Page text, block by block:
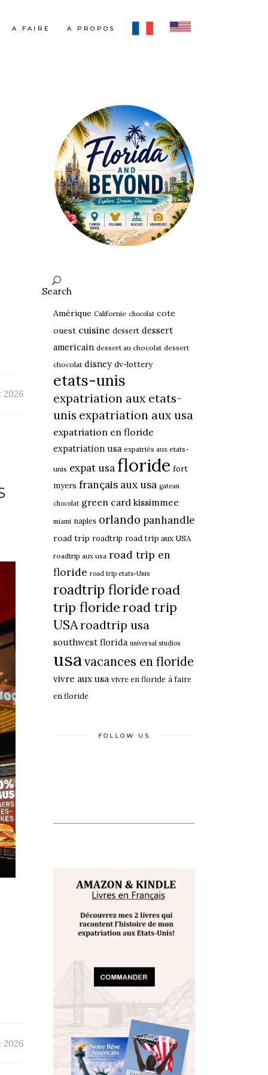
A FAIRE A PROPOS
2026
2026
Search
Amérique Californie chocolat cote
ouest cuisine dessert dessert
americain dessert au chocolat dessert
chocolat disney dv-lottery
etats-unis
expatriation aux etats-
unis expatriation aux usa
expatriation en floride
expatriation usa expatriés aux etats-
unis expat usa floride fort
myers français aux usa gateau
chocolat green card kissimmee
miami naples orlando panhandle
road trip roadtrip road trip aux USA
roadtrip aux usa road trip en
floride road trip etats-Unis
roadtrip florideroad
trip florideroad trip
USAroadtrip usa
southwest florida universal studios
usavacances en floride
vivre aux usa vivre en floride à faire
en floride
FOLLOW US